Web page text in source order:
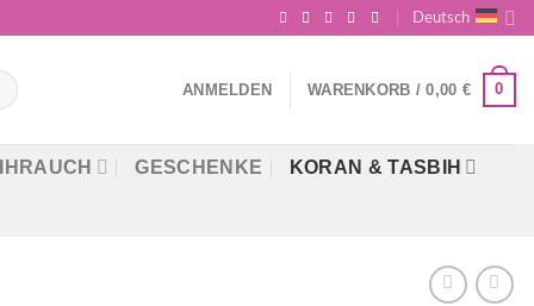
Deutsch
ANMELDEN WARENKORB /0,00 € 0
GESCHENKE KORAN & TASBIH